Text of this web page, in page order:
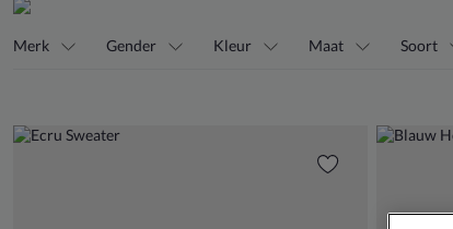
Merk Gender Kleur Maat Soort